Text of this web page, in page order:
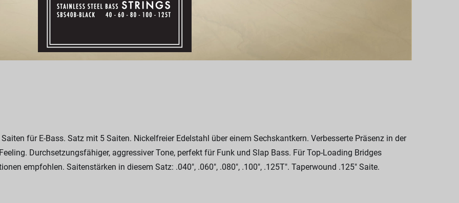
für E-Bass. Satz mit 5 Saiten. Nickelfreier Edelstahl über einem Sechskantkern. Verbesserte Präsenz in der
Durchsetzungsfähiger, aggressiver Tone, perfekt für Funk und Slap Bass. Für Top-Loading Bridges
empfohlen. Saitenstärken in diesem Satz: .040", .060", .080", .100", .125T". Taperwound .125" Saite.